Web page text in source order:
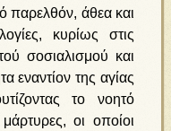
παρελθόν, άθεα και
κυρίως στις
σοσιαλισμού και
εναντίον της αγίας
το νοητό
οι οποίοι